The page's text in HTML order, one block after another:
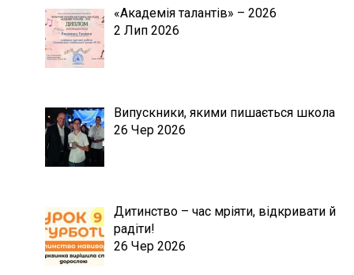
«Академія талантів» – 2026
2 Лип 2026
Випускники, якими пишається школа
26 Чер 2026
Дитинство – час мріяти, відкривати й
радіти!
26 Чер 2026